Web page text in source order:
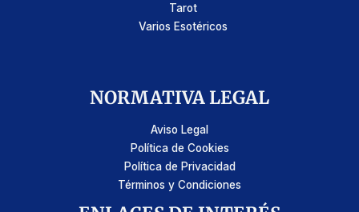
Tarot
Varios Esotéricos
NORMATIVA LEGAL
Aviso Legal
Política de Cookies
Política de Privacidad
Términos y Condiciones